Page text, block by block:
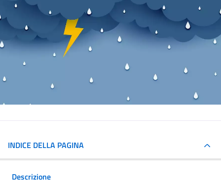
INDICE DELLA PAGINA
Descrizione